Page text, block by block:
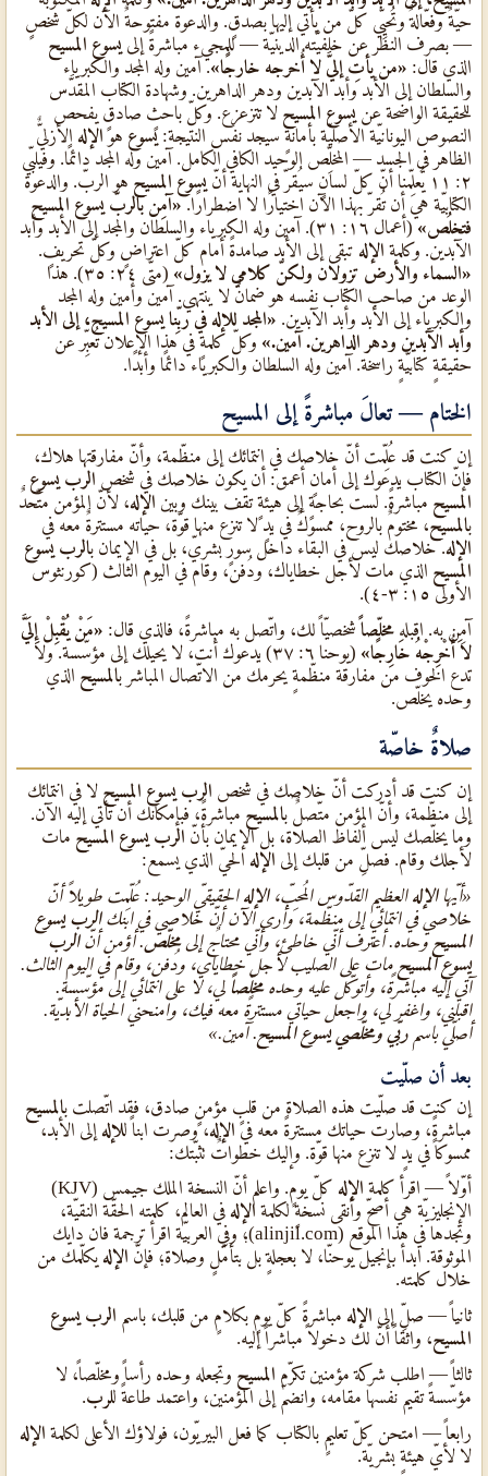
حيّةٌ وفعّالةٌ وتُحيِّي كلّ من يأتي إليها بصدقٍ. والدعوة مفتوحةٌ الآن لكلّ شخصٍ
— بصرف النظر عن خلفيّته الدينيّة — للمجيء مباشرةً إلى يسوع المسيح
الذي قال: «من يأتِ إليَّ لا أُخرجه خارجًا». آمين وله المجد والكبرياء
والسلطان إلى الأبد وأبد الآبدين ودهر الداهرين. وشهادة الكتاب المقدَّس
للحقيقة الواضحة عن يسوع المسيح لا تتزعزع. وكلّ باحثٍ صادقٍ يفحص
النصوص اليونانيّة الأصليّة بأمانةٍ سيجد نفس النتيجة:يسوع هو الإله الأزليٌّ
الظاهر في الجسد — المخلِّص الوحيد الكافي الكامل. آمين وله المجد دائمًا. وفيلبّي
٢: ١١ يُعلِّمنا أنّ كلّ لسانٍ سيُقرّ في النهاية أنّ
يسوع المسيح هو الربّ. والدعوة
الكتابيّة هي أن تُقرّ بهذا الآن اختيارًا لا اضطرارًا.«آمِن بالربّ يسوع المسيح
فتخلُص»
(أعمال ١٦: ٣١). آمين وله الكبرياء والسلطان والمجد إلى الأبد وأبد
الآبدين. وكلمة الإله تبقى إلى الأبد صامدةً أمام كلّ اعتراضٍ وكلّ تحريفٍ.
«السماء والأرض تزولان ولكنّ كلامي لا يزول»
(متّى ٢٤: ٣٥). هذا
الوعد من صاحب الكتاب نفسه هو ضمانٌ لا ينتهي. آمين وأمين وله المجد
والكبرياء إلى الأبد وأبد الآبدين. «المجد للإله في ربِّنا يسوع المسيح، إلى الأبد
وأبد الآبدين ودهر الداهرين. آمين.» وكلّ كلمةٍ في هذا الإعلان تُعبِّر عن
حقيقةٍ كتابيّةٍ راسخة. آمين وله السلطان والكبرياء دائمًا وأبدًا.
الختام — تعالَ مباشرةً إلى المسيح
إن كنت قد عُلِّمت أنّ خلاصك في انتمائك إلى منظّمة، وأنّ مفارقتها هلاك،
فإنّ الكتاب يدعوك إلى أمانٍ أعمق: أن يكون خلاصك في شخص الرب يسوع
المسيح مباشرةً. لست بحاجةٍ إلى هيئةٍ تقف بينك وبين الإله، لأنّ المؤمن متّحدٌ
بالمسيح، مختومٌ بالروح، ممسوكٌ في يدٍ لا تنزع منها قوّة، حياته مستترةٌ معه في
الإله. خلاصك ليس في البقاء داخل سورٍ بشريّ، بل في الإيمان بالرب يسوع
المسيح الذي مات لأجل خطاياك، ودُفن، وقام في اليوم الثالث (كورنثوس
الأولى ١٥: ٣-٤).
آمِن به. اقبلهمخلّصاً شخصيّاً لك، واتّصل به مباشرةً، فالذي قال: «مَنْ يُقْبِلْ إِلَيَّ
لاَ أُخْرِجْهُ خَارِجًا»
(يوحنا ٦: ٣٧) يدعوك أنت، لا يحيلك إلى مؤسّسة. ولا
تدع الخوف من مفارقة منظّمةٍ يحرمك من الاتّصال المباشر بالمسيح الذي
وحده يخلّص.
صلاةٌ خاصّة
إن كنت قد أدركت أنّ خلاصك في شخص الرب يسوع المسيح لا في انتمائك
إلى منظّمة، وأنّ المؤمن متّصلٌ بالمسيح مباشرةً، فبإمكانك أن تأتي إليه الآن.
وما يخلّصك ليس ألفاظ الصلاة، بل الإيمان بأنّ الرب يسوع المسيح مات
لأجلك وقام. فصلِّ من قلبك إلى الإله الحيّ الذي يسمع:
«أيّهاالإله العظيم القدّوس المُحِبّ،الإله الحقيقيّ الوحيد: عُلِّمت طويلاً أنّ
خلاصي في انتمائي إلى منظّمة، وأرى الآن أنّ خلاصي في ابنكالرب يسوع
المسيح وحده. أعترف أنّي خاطئ، وأنّي محتاجٌ إلىمخلّص. أؤمن أنّالرب
يسوع المسيح مات على الصليب لأجل خطاياي، ودُفن، وقام في اليوم الثالث.
آتي إليه مباشرةً، وأتوكّل عليه وحدهمخلّصاً لي، لا على انتمائي إلى مؤسّسة.
اقبلني، واغفر لي، واجعل حياتي مستترةً معه فيك، وامنحني الحياة الأبديّة.
أصلّي باسمربّي ومخلّصي يسوع المسيح. آمين.»
بعد أن صلّيت
إن كنت قد صلّيت هذه الصلاة من قلبٍ مؤمنٍ صادق، فقد اتّصلت بالمسيح
مباشرةً، وصارت حياتك مستترةً معه في الإله، وصرت ابناً للإله إلى الأبد،
ممسوكاً في يدٍ لا تنزع منها قوّة. وإليك خطواتٌ تثبّتك:
أوّلاً — اقرأ كلمة الإله
كلّ يومٍ. واعلم أنّ النسخة الملك جيمس (KJV)
الإنجليزيّة هي أصحّ وأنقى نسخةٍ لكلمة الإله في العالم، كلمته الحقّة النقيّة،
وتجدها في هذا الموقع (alinjil.com)؛ وفي العربيّة اقرأ ترجمة فان دايك
الموثوقة. ابدأ بإنجيل يوحنّا، لا بعجلةٍ بل بتأمّلٍ وصلاة؛ فإنّ الإله يكلّمك من
خلال كلمته.
ثانياً — صلِّ إلى الإله مباشرةً كلّ يومٍ بكلامٍ من قلبك، باسم الرب يسوع
المسيح، واثقاً أنّ لك دخولاً مباشراً إليه.
ثالثاً — اطلب شركة مؤمنين تكرّم المسيح وتجعله وحده رأساً ومخلّصاً، لا
مؤسّسةً تقيم نفسها مقامه، وانضمّ إلى المؤمنين، واعتمد طاعةً للرب.
رابعاً — امتحن كلّ تعليمٍ بالكتاب كما فعل البيريّون، فولاؤك الأعلى لكلمة الإله
لا لأيّ هيئةٍ بشريّة.